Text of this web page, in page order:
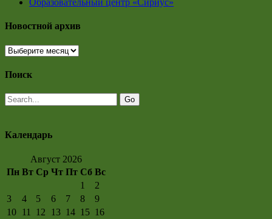
Образовательный центр «Сириус»
Новостной архив
Новостной
Поиск
Календарь
Август 2026
Пн Вт Ср Чт Пт Сб Вс
1
2
3
4 5 6 7 8
9
10 11 12 13 14 15 16